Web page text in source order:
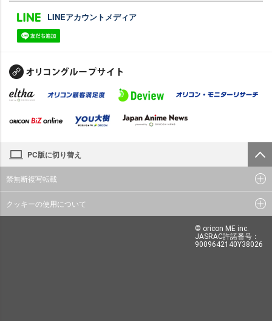
LINEアカウントメディア
PC版に切り替え
禁無断複写転載
クッキーの使用について
© oricon ME inc.
JASRAC許諾番号：
9009642140Y38026